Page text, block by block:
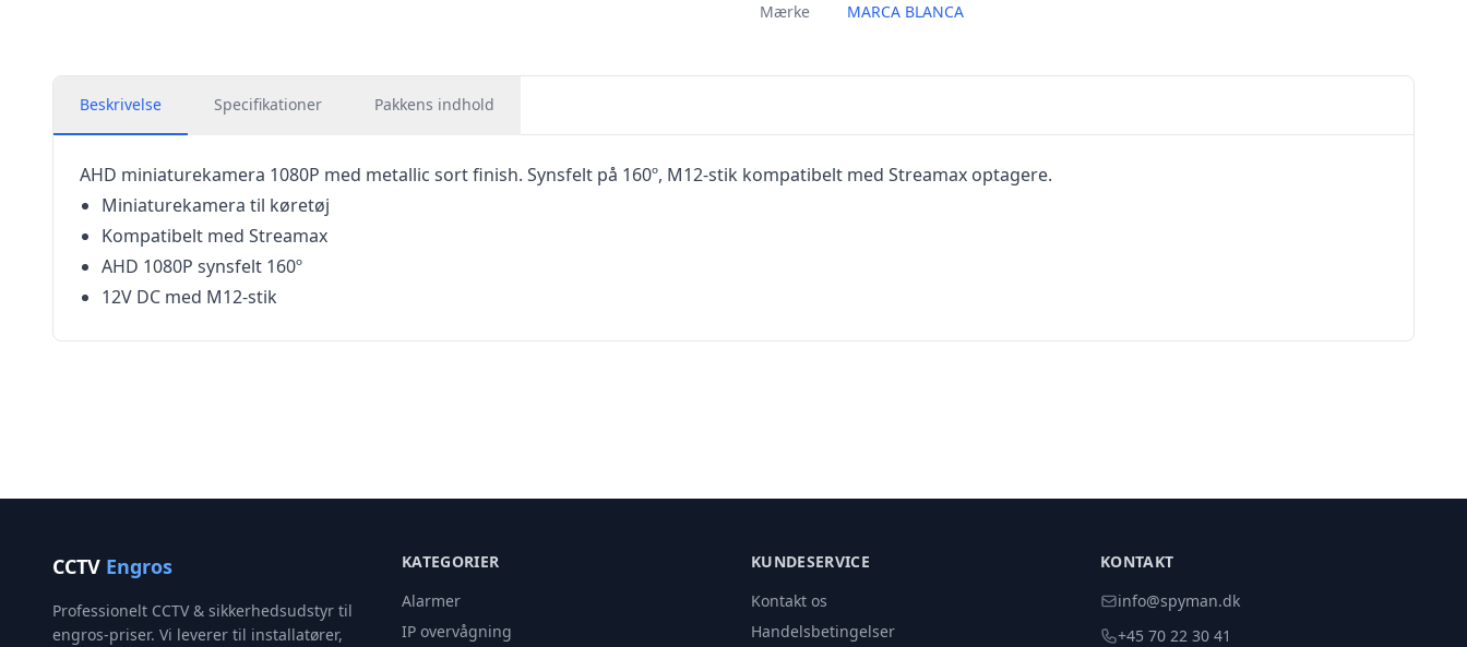
Mærke
MARCA BLANCA
Beskrivelse Specifikationer Pakkens indhold
AHD miniaturekamera 1080P med metallic sort finish. Synsfelt på 160º, M12-stik kompatibelt med Streamax optagere.
Miniaturekamera til køretøj
Kompatibelt med Streamax
AHD 1080P synsfelt 160º
12V DC med M12-stik
CCTV Engros
Professionelt CCTV & sikkerhedsudstyr til
engros-priser. Vi leverer til installatører,
KATEGORIER
Alarmer
IP overvågning
KUNDESERVICE
Kontakt os
Handelsbetingelser
KONTAKT
info@spyman.dk
+45 70 22 30 41